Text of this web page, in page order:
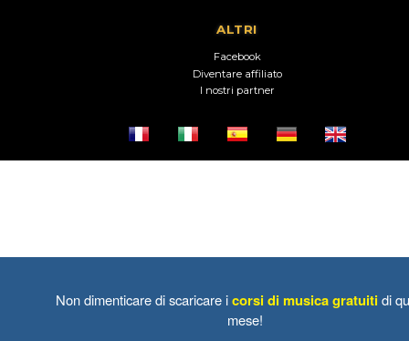
ALTRI
Facebook
Diventare affiliato
I nostri partner
Non dimenticare di scaricare icorsi di musica gratuiti di
mese!